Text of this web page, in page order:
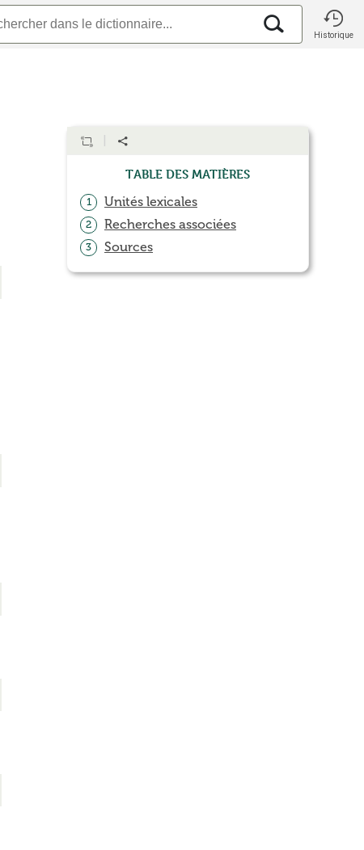
Historique
Table des matières
1 Unités lexicales
2 Recherches associées
3 Sources